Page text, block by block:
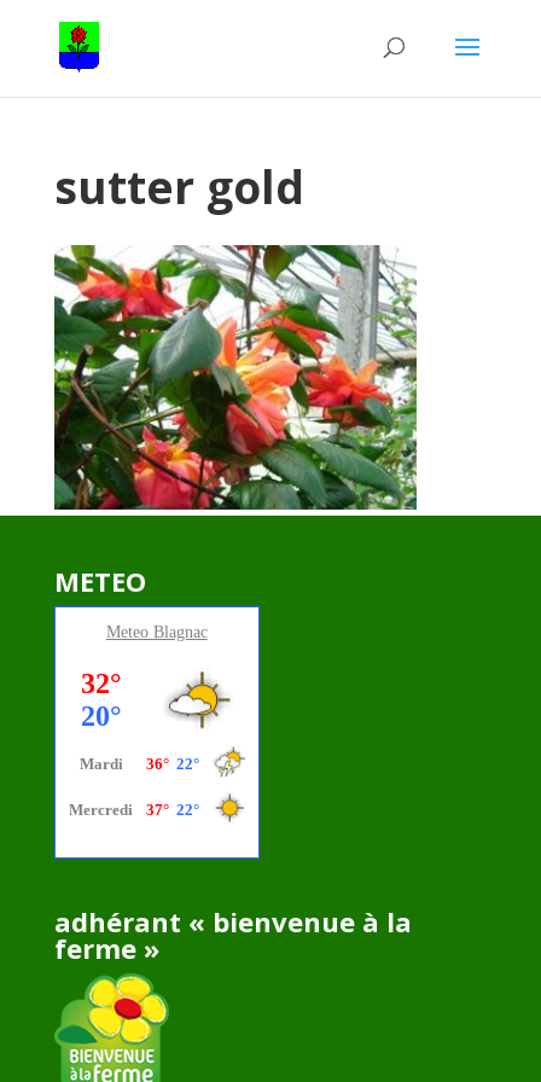
sutter gold
METEO
Meteo Blagnac
adhérant « bienvenue à la
ferme »